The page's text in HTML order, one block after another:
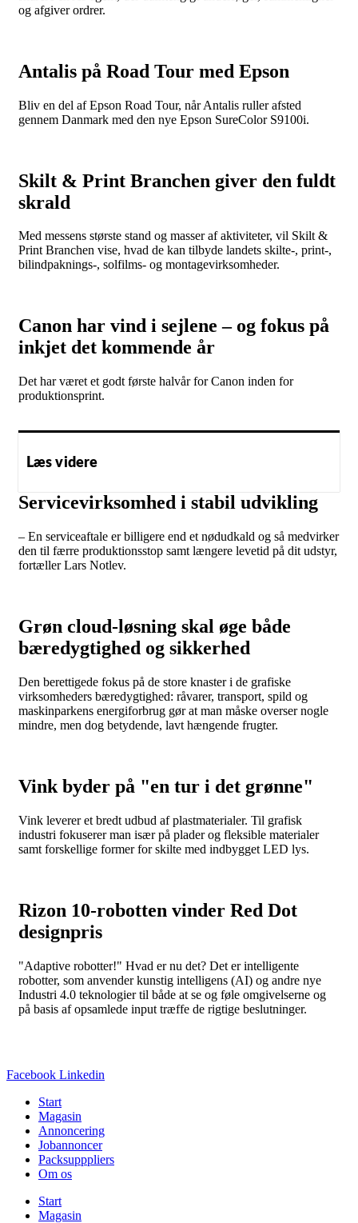
og afgiver ordrer.
Antalis på Road Tour med Epson
Bliv en del af Epson Road Tour, når Antalis ruller afsted
gennem Danmark med den nye Epson SureColor S9100i.
Skilt & Print Branchen giver den fuldt
skrald
Med messens største stand og masser af aktiviteter, vil Skilt &
Print Branchen vise, hvad de kan tilbyde landets skilte-, print-,
bilindpaknings-, solfilms- og montagevirksomheder.
Canon har vind i sejlene – og fokus på
inkjet det kommende år
Det har været et godt første halvår for Canon inden for
produktionsprint.
Læs videre
Servicevirksomhed i stabil udvikling
– En serviceaftale er billigere end et nødudkald og så medvirker
den til færre produktionsstop samt længere levetid på dit udstyr,
fortæller Lars Notlev.
Grøn cloud-løsning skal øge både
bæredygtighed og sikkerhed
Den berettigede fokus på de store knaster i de grafiske
virksomheders bæredygtighed: råvarer, transport, spild og
maskinparkens energiforbrug gør at man måske overser nogle
mindre, men dog betydende, lavt hængende frugter.
Vink byder på "en tur i det grønne"
Vink leverer et bredt udbud af plastmaterialer. Til grafisk
industri fokuserer man især på plader og fleksible materialer
samt forskellige former for skilte med indbygget LED lys.
Rizon 10-robotten vinder Red Dot
designpris
"Adaptive robotter!" Hvad er nu det? Det er intelligente
robotter, som anvender kunstig intelligens (AI) og andre nye
Industri 4.0 teknologier til både at se og føle omgivelserne og
på basis af opsamlede input træffe de rigtige beslutninger.
Facebook Linkedin
Start
Magasin
Annoncering
Jobannoncer
Packsupppliers
Om os
Start
Magasin